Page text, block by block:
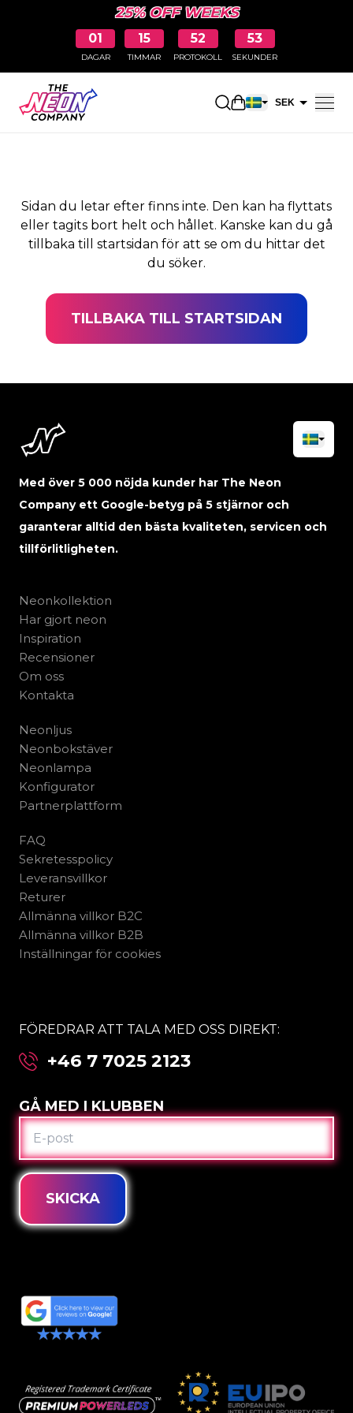
25% OFF WEEKS
01
DAGAR
15
TIMMAR
52
PROTOKOLL
52
SEKUNDER
ÖppnaSEK
SIDAN HITTADES INTE
Sidan du letar efter finns inte. Den kan ha flyttats
eller tagits bort helt och hållet. Kanske kan du gå
tillbaka till startsidan för att se om du hittar det
du söker.
TILLBAKA TILL STARTSIDAN
Med över 5 000 nöjda kunder har The Neon
Company ett Google-betyg på 5 stjärnor och
garanterar alltid den bästa kvaliteten, servicen och
tillförlitligheten.
Neonkollektion
Har gjort neon
Inspiration
Recensioner
Om oss
Kontakta
Neonljus
Neonbokstäver
Neonlampa
Konfigurator
Partnerplattform
FAQ
Sekretesspolicy
Leveransvillkor
Returer
Allmänna villkor B2C
Allmänna villkor B2B
Inställningar för cookies
FÖREDRAR ATT TALA MED OSS DIREKT:
+46 7 7025 2123
GÅ MED I KLUBBEN
E-
POST
SKICKA